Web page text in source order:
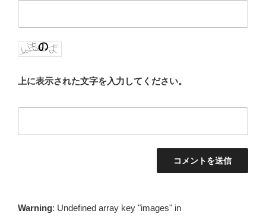
上に表示された文字を入力してください。
Warning: Undefined array key "images" in